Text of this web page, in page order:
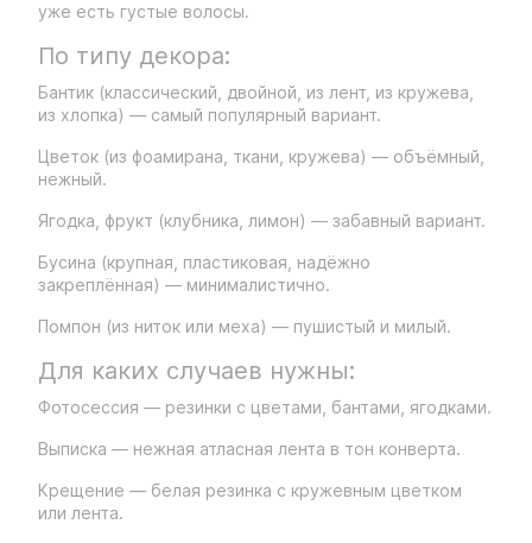
уже есть густые волосы.
По типу декора:
Бантик (классический, двойной, из лент, из кружева,
из хлопка) — самый популярный вариант.
Цветок (из фоамирана, ткани, кружева) — объёмный,
нежный.
Ягодка, фрукт (клубника, лимон) — забавный вариант.
Бусина (крупная, пластиковая, надёжно
закреплённая) — минималистично.
Помпон (из ниток или меха) — пушистый и милый.
Для каких случаев нужны:
Фотосессия — резинки с цветами, бантами, ягодками.
Выписка — нежная атласная лента в тон конверта.
Крещение — белая резинка с кружевным цветком
или лента.